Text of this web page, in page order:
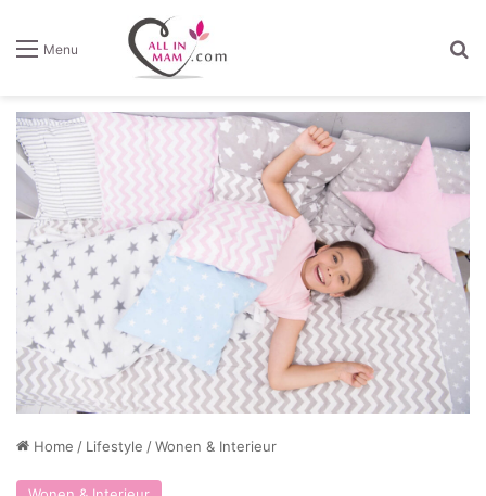
Menu
Home / Lifestyle /Wonen & Interieur